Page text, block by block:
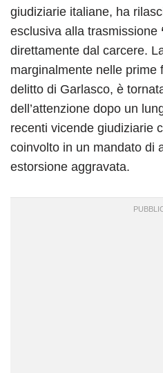
giudiziarie italiane, ha
esclusiva alla trasmissione
direttamente dal carcere.
marginalmente nelle prime
delitto di Garlasco, è
dell’attenzione dopo un
recenti vicende giudiziarie
coinvolto in un mandato di
estorsione aggravata.